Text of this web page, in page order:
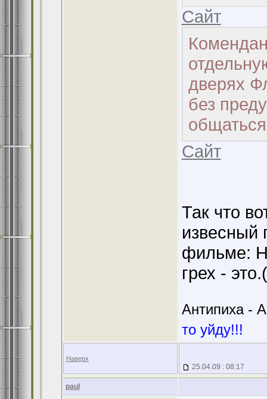
Сайт
дверях
без
Сайт
Так что
извесный
фильме:
грех -
Антипиха -
то уйду!!!
Наверх
25.04.09 : 08:17
paul